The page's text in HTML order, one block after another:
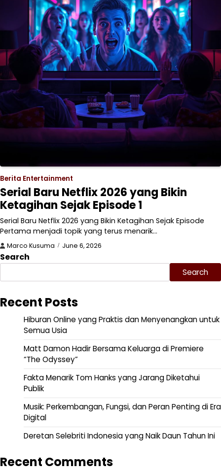
Berita Entertainment
Serial Baru Netflix 2026 yang Bikin
Ketagihan Sejak Episode 1
Serial Baru Netflix 2026 yang Bikin Ketagihan Sejak Episode
Pertama menjadi topik yang terus menarik…
Marco Kusuma June 6, 2026
Search
Search
Recent Posts
Hiburan Online yang Praktis dan Menyenangkan untuk
Semua Usia
Matt Damon Hadir Bersama Keluarga di Premiere
“The Odyssey”
Fakta Menarik Tom Hanks yang Jarang Diketahui
Publik
Musik: Perkembangan, Fungsi, dan Peran Penting di Era
Digital
Deretan Selebriti Indonesia yang Naik Daun Tahun Ini
Recent Comments